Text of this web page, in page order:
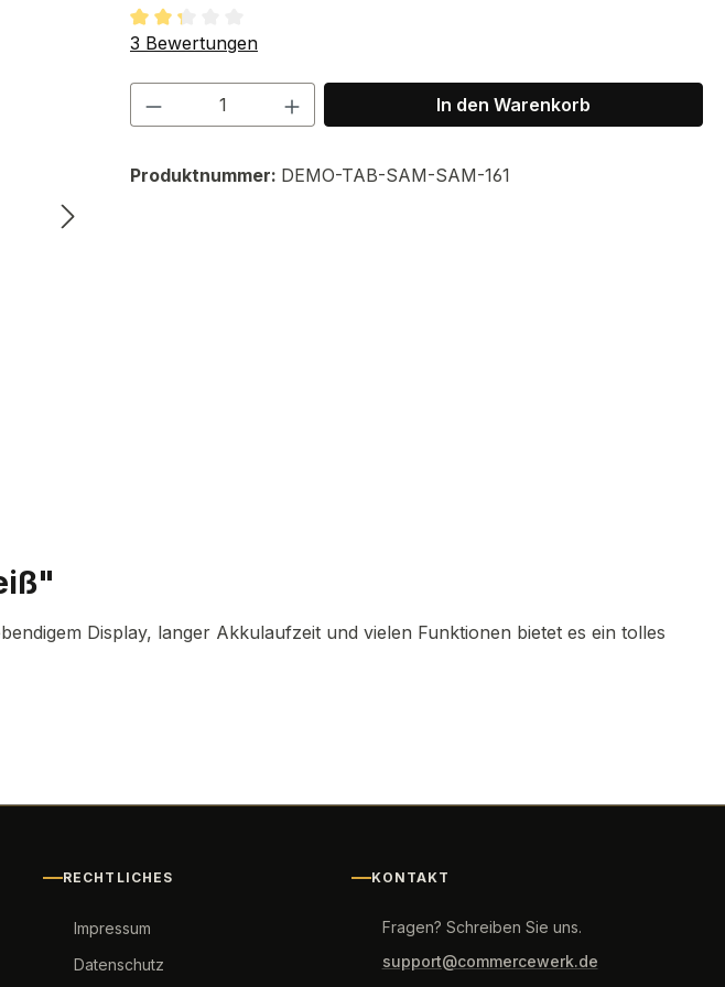
Durchschnittliche Bewertung von 2.33 von 5 Sternen
3 Bewertungen
Produkt Anzahl: Gib den gewünschten Wert
In den Warenkorb
Produktnummer: DEMO-TAB-SAM-SAM-161
Display, langer Akkulaufzeit und vielen Funktionen bietet es ein tolles
RECHTLICHES
Impressum
Datenschutz
KONTAKT
Fragen? Schreiben Sie uns.
support@commercewerk.de